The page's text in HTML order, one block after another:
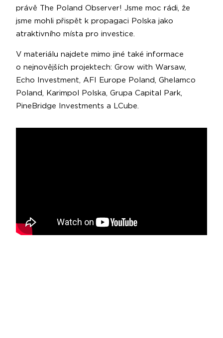
právě The Poland Observer! Jsme moc rádi, že
jsme mohli přispět k propagaci Polska jako
atraktivního místa pro investice.
V materiálu najdete mimo jiné také informace
o nejnovějších projektech: Grow with Warsaw,
Echo Investment, AFI Europe Poland, Ghelamco
Poland, Karimpol Polska, Grupa Capital Park,
PineBridge Investments a LCube.